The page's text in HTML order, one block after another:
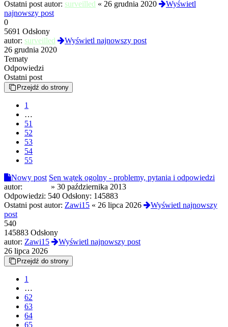
Ostatni post autor: surveilled « 26 grudnia 2020
Wyświetl
najnowszy post
0
5691 Odsłony
autor: surveilled
Wyświetl najnowszy post
26 grudnia 2020
Tematy
Odpowiedzi
Ostatni post
Przejdź do strony
1
…
51
52
53
54
55
Nowy post Sen wątek ogolny - problemy, pytania i odpowiedzi
autor:
» 30 października 2013
Odpowiedzi: 540 Odsłony: 145883
Ostatni post autor: Zawi15 « 26 lipca 2026
Wyświetl najnowszy
post
540
145883 Odsłony
autor: Zawi15
Wyświetl najnowszy post
26 lipca 2026
Przejdź do strony
1
…
62
63
64
65